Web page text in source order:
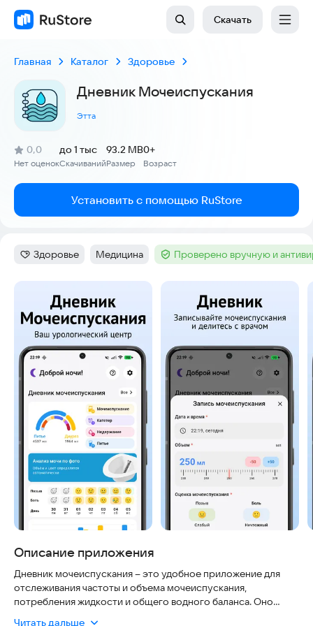
Скачать
Главная Каталог Здоровье
Дневник Мочеиспускания
Этта
Рейтинг:
0,0
(
Нет оценок
)
Скачиваний
до 1 тыс
Размер
93.2 MB
Возраст
0+
Установить с помощью RuStore
Категория:
Здоровье Тег:
Медицина Тег :Проверено вручную и
Скриншоты
Описание приложения
Дневник мочеиспускания – это удобное приложение для
отслеживания частоты и объема мочеиспускания,
потребления жидкости и общего водного баланса. Оно
Читать дальше